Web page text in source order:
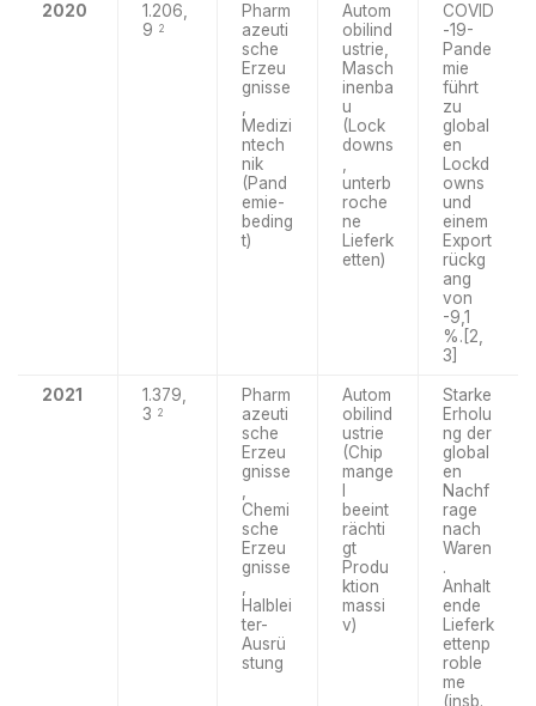
2020
1.206,
9 2
Pharm
azeuti
sche
Erzeu
gnisse
Medizi
ntech
nik
(Pand
emie-
beding
t)
Autom
obilind
ustrie,
Masch
inenba
u
(Lock
downs
unterb
roche
ne
Lieferk
etten)
COVID
-19-
Pande
mie
führt
zu
global
en
Lockd
owns
und
einem
Export
rückg
ang
von
-9,1
%.[2,
3]
2021
1.379,
3 2
Pharm
azeuti
sche
Erzeu
gnisse
Chemi
sche
Erzeu
gnisse
Halblei
ter-
Ausrü
stung
Autom
obilind
ustrie
(Chip
mange
beeint
rächti
gt
Produ
ktion
massi
v)
Starke
Erholu
ng der
global
en
Nachf
rage
nach
Waren
.
Anhalt
ende
Lieferk
ettenp
roble
me
(insb.